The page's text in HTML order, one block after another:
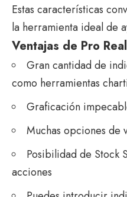
Estas características
la herramienta ideal de
Ventajas de Pro
Gran cantidad de
como herramientas
Graficación
Muchas opciones de
Posibilidad de Stock
acciones